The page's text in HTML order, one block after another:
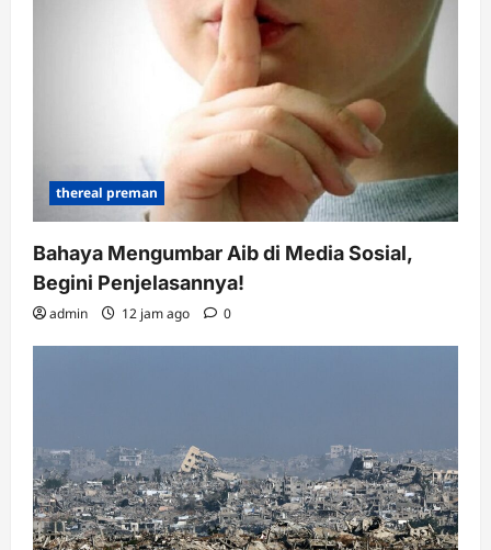
thereal preman
Bahaya Mengumbar Aib di Media Sosial,
Begini Penjelasannya!
admin 12 jam ago 0